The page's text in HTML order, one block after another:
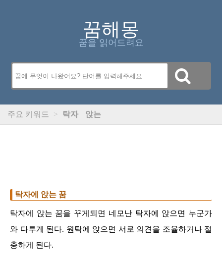
꿈해몽
꿈을 읽어드려요
주요 키워드 > 탁자 앉는
탁자에 앉는 꿈
탁자에 앉는 꿈을 꾸게되면 네모난 탁자에 앉으면 누군가
와 다투게 된다. 원탁에 앉으면 서로 의견을 조율하거나 절
충하게 된다.